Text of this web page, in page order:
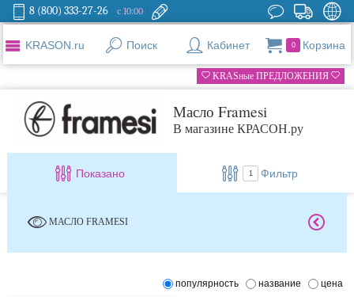
8 (800) 333-27-26 с 10:00
KRASON.ru Поиск Кабинет 0 Корзина
KRASные ПРЕДЛОЖЕНИЯ
Масло Framesi
В магазине КРАСОН.ру
Показано 1 Фильтр
МАСЛО FRAMESI
популярность название цена